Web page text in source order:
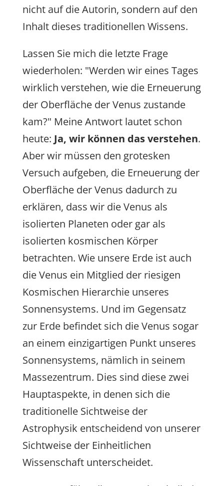
nicht auf die Autorin, sondern auf den
Inhalt dieses traditionellen Wissens.
Lassen Sie mich die letzte Frage
wiederholen: "Werden wir eines Tages
wirklich verstehen, wie die Erneuerung
der Oberfläche der Venus zustande
kam?" Meine Antwort lautet schon
heute: Ja, wir können das verstehen.
Aber wir müssen den grotesken
Versuch aufgeben, die Erneuerung der
Oberfläche der Venus dadurch zu
erklären, dass wir die Venus als
isolierten Planeten oder gar als
isolierten kosmischen Körper
betrachten. Wie unsere Erde ist auch
die Venus ein Mitglied der riesigen
Kosmischen Hierarchie unseres
Sonnensystems. Und im Gegensatz
zur Erde befindet sich die Venus sogar
an einem einzigartigen Punkt unseres
Sonnensystems, nämlich in seinem
Massezentrum. Dies sind diese zwei
Hauptaspekte, in denen sich die
traditionelle Sichtweise der
Astrophysik entscheidend von unserer
Sichtweise der Einheitlichen
Wissenschaft unterscheidet.